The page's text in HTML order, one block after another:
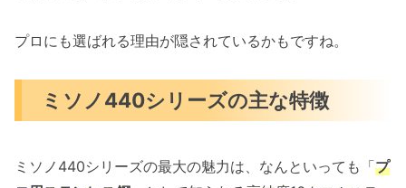
プロにも選ばれる理由が隠されているかもですね。
ミソノ440シリーズの主な特徴
ミソノ440シリーズの最大の魅力は、なんといっても「プ